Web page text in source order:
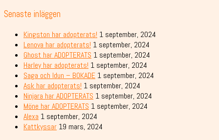
Senaste inläggen
Kingston har adopterats! 1 september, 2024
Lenova har adopterats! 1 september, 2024
Ghost har ADOPTERATS 1 september, 2024
Harley har adopterats! 1 september, 2024
Saga och Idun – BOKADE 1 september, 2024
Ask har adopterats! 1 september, 2024
Ninjara har ADOPTERATS 1 september, 2024
Möne har ADOPTERATS 1 september, 2024
Alexa 1 september, 2024
Kattkyssar 19 mars, 2024